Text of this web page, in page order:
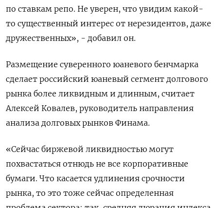
по ставкам репо. Не уверен, что увидим какой-
то существенный интерес от нерезидентов, даже
дружественных», - добавил он.
Размещение суверенного юаневого бенчмарка
сделает российский юаневый сегмент долгового
рынка более ликвидным и длинным, считает
Алексей Ковалев, руководитель направления
анализа долговых рынков Финама.
«Сейчас биржевой ликвидностью могут
похвастаться отнюдь не все корпоративные
бумаги. Что касается удлинения срочности
рынка, то это тоже сейчас определенная